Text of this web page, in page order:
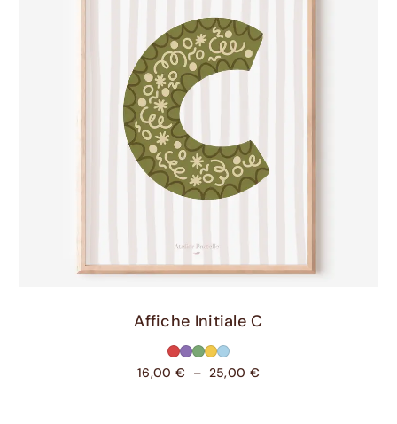
Choix Des Options
Affiche Initiale C
16,00 € – 25,00 €